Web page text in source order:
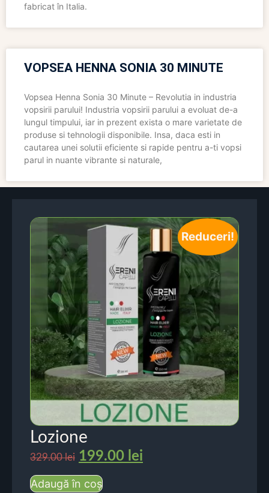
fabricat în Italia.
VOPSEA HENNA SONIA 30 MINUTE
Vopsea Henna Sonia 30 Minute – Revolutia in industria
vopsirii parului! Industria vopsirii parului a evoluat de-a
lungul timpului, iar in prezent exista o mare varietate de
produse si tehnologii disponibile. Insa, daca esti in
cautarea unei solutii eficiente si rapide pentru a-ti vopsi
parul in nuante vibrante si naturale,
Reduceri!
Lozione
329.00lei 199.00 lei
Adaugă în coș